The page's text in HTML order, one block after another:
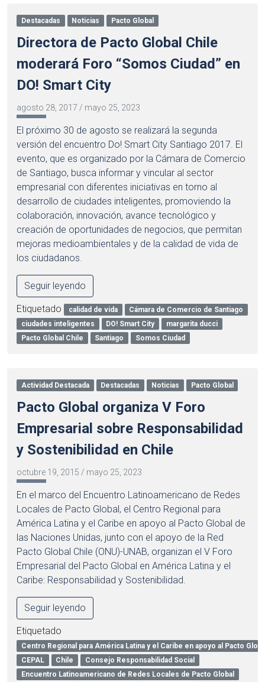
Destacadas Noticias Pacto Global
Directora de Pacto Global Chile
moderará Foro “Somos Ciudad” en
DO! Smart City
agosto 28, 2017 / mayo 25, 2023
El próximo 30 de agosto se realizará la segunda
versión del encuentro Do! Smart City Santiago 2017. El
evento, que es organizado por la Cámara de Comercio
de Santiago, busca informar y vincular al sector
empresarial con diferentes iniciativas en torno al
desarrollo de ciudades inteligentes, promoviendo la
colaboración, innovación, avance tecnológico y
creación de oportunidades de negocios, que permitan
mejoras medioambientales y de la calidad de vida de
los ciudadanos.
Seguir leyendo
Etiquetado calidad de vida
Cámara de Comercio de Santiago
ciudades inteligentes
DO! Smart City
margarita ducci
Pacto Global Chile
Santiago Somos Ciudad
Actividad Destacada Destacadas Noticias Pacto Global
Pacto Global organiza V Foro
Empresarial sobre Responsabilidad
y Sostenibilidad en Chile
octubre 19, 2015 / mayo 25, 2023
En el marco del Encuentro Latinoamericano de Redes
Locales de Pacto Global, el Centro Regional para
América Latina y el Caribe en apoyo al Pacto Global de
las Naciones Unidas, junto con el apoyo de la Red
Pacto Global Chile (ONU)-UNAB, organizan el V Foro
Empresarial del Pacto Global en América Latina y el
Caribe: Responsabilidad y Sostenibilidad.
Seguir leyendo
Etiquetado
Centro Regional para América Latina y el Caribe en apoyo al Pacto
CEPAL
Chile
Consejo Responsabilidad Social
Encuentro Latinoamericano de Redes Locales de Pacto Global